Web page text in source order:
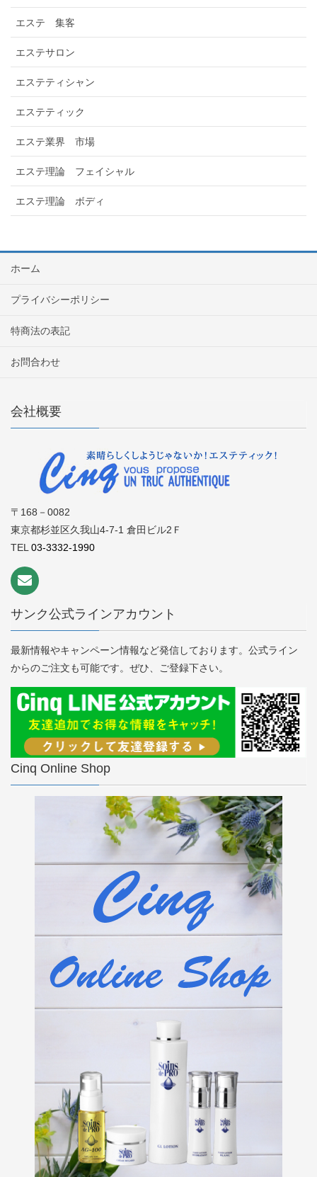
エステ 集客
エステサロン
エステティシャン
エステティック
エステ業界 市場
エステ理論 フェイシャル
エステ理論 ボディ
ホーム
プライバシーポリシー
特商法の表記
お問合わせ
会社概要
〒168－0082
東京都杉並区久我山4-7-1 倉田ビル2Ｆ
TEL 03-3332-1990
サンク公式ラインアカウント
最新情報やキャンペーン情報など発信しております。公式ライン
からのご注文も可能です。ぜひ、ご登録下さい。
Cinq Online Shop